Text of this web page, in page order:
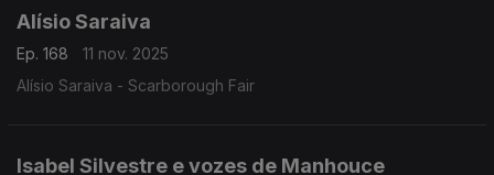
Alísio Saraiva
Ep. 168
11 nov. 2025
Alísio Saraiva - Scarborough Fair
Isabel Silvestre e vozes de Manhouce